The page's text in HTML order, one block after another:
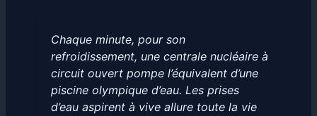
Chaque minute, pour son
refroidissement, une centrale nucléaire à
circuit ouvert pompe l’équivalent d’une
piscine olympique d’eau. Les prises
d’eau aspirent à vive allure toute la vie